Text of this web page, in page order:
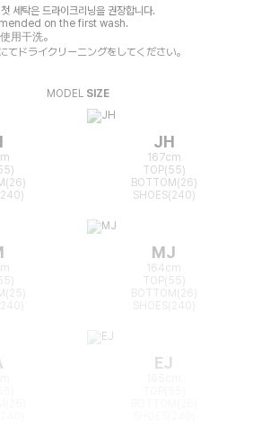
세탁은 드라이크리닝을 권장합니다.
on the first wash.
用干洗。
ドライクリーニングをしてください。
MODEL SIZE
JH
167cm
TOP(55)
BOTTOM(26)
SHOES(240)
MJ
164cm
TOP(55)
BOTTOM(26)
EJ